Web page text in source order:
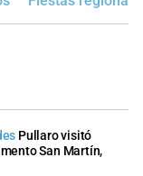
Pullaro visitó
San Martín,